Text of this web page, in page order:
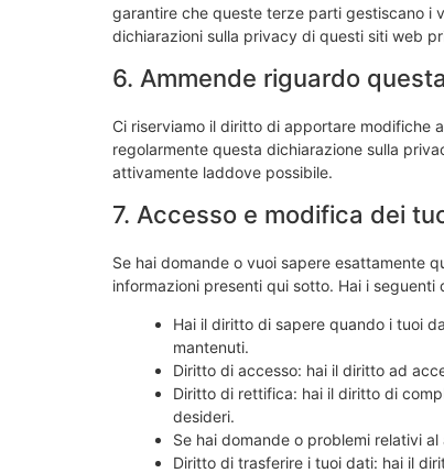
garantire che queste terze parti gestiscano i
dichiarazioni sulla privacy di questi siti web
6. Ammende riguardo
Ci riserviamo il diritto di apportare modifiche
regolarmente questa dichiarazione sulla
attivamente laddove possibile.
7. Accesso e modifica dei
Se hai domande o vuoi sapere esattamente
informazioni presenti qui sotto. Hai i seguenti
Hai il diritto di sapere quando i tuoi
mantenuti.
Diritto di accesso: hai il diritto ad
Diritto di rettifica: hai il diritto di
desideri.
Se hai domande o problemi relativi
Diritto di trasferire i tuoi dati: hai il